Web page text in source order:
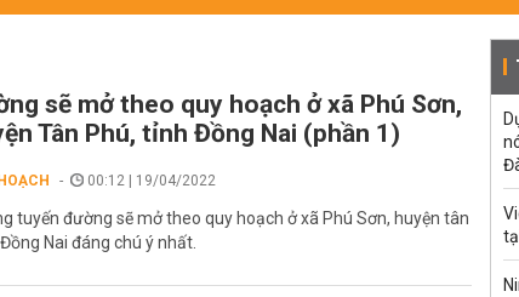
sẽ mở theo quy hoạch ở xã Phú Sơn,
Tân Phú, tỉnh Đồng Nai (phần 1)
00:12 | 19/04/2022
tuyến đường sẽ mở theo quy hoạch ở xã Phú Sơn, huyện tân
Nai đáng chú ý nhất.